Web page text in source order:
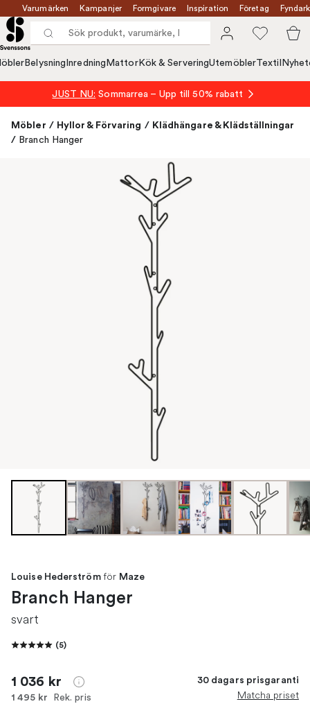
Varumärken Kampanjer Formgivare Inspiration Företag
Belysning Inredning MattorKök & ServeringUtemöblerTextil
JUST NU: Sommarrea – Upp till 50% rabatt
Möbler / Hyllor & Förvaring / Klädhängare & Klädställningar
/ Branch Hanger
Louise Hederström för Maze
Branch Hanger
svart
(5)
1 036 kr
1 495 kr Rek. pris
30 dagars prisgaranti
Matcha priset